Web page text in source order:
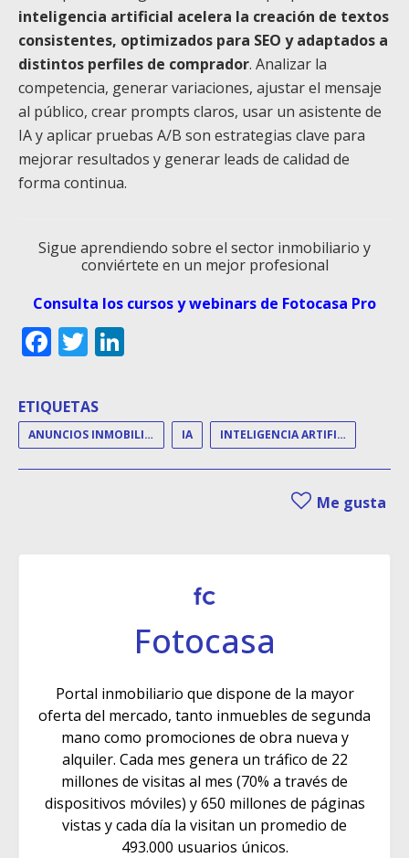
inteligencia artificial acelera la creación de textos
consistentes, optimizados para SEO y adaptados a
distintos perfiles de comprador. Analizar la
competencia, generar variaciones, ajustar el mensaje
al público, crear prompts claros, usar un asistente de
IA y aplicar pruebas A/B son estrategias clave para
mejorar resultados y generar leads de calidad de
forma continua.
Sigue aprendiendo sobre el sector inmobiliario y
conviértete en un mejor profesional
Consulta los cursos y webinars de Fotocasa Pro
Facebook
Twitter
ETIQUETAS
ANUNCIOS INMOBILIARIOS IA INTELIGENCIA ARTIFICIAL
Me gusta
Fotocasa
Portal inmobiliario que dispone de la mayor
oferta del mercado, tanto inmuebles de segunda
mano como promociones de obra nueva y
alquiler. Cada mes genera un tráfico de 22
millones de visitas al mes (70% a través de
dispositivos móviles) y 650 millones de páginas
vistas y cada día la visitan un promedio de
493.000 usuarios únicos.